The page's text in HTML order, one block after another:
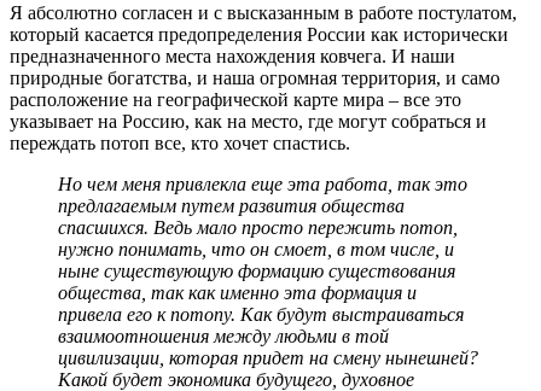
Я абсолютно согласен и с высказанным в работе постулатом,
который касается предопределения России как исторически
предназначенного места нахождения ковчега. И наши
природные богатства, и наша огромная территория, и само
расположение на географической карте мира – все это
указывает на Россию, как на место, где могут собраться и
переждать потоп все, кто хочет спастись.
Но чем меня привлекла еще эта работа, так это
предлагаемым путем развития общества
спасшихся. Ведь мало просто пережить потоп,
нужно понимать, что он смоет, в том числе, и
ныне существующую формацию существования
общества, так как именно эта формация и
привела его к потопу. Как будут выстраиваться
взаимоотношения между людьми в той
цивилизации, которая придет на смену нынешней?
Какой будет экономика будущего, духовное